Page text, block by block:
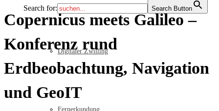
Digitaler Zwilling
Fernerkundung
Search for: Search Button
Copernicus meets Galileo –
Konferenz rund
Erdbeobachtung, Navigation
und GeoIT